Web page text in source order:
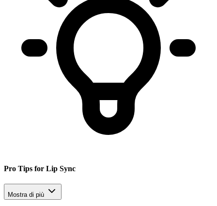
Pro Tips for Lip Sync
Mostra di più